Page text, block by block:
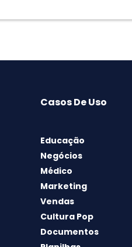
Casos De Uso
Educação
Negócios
Médico
Marketing
Vendas
Cultura Pop
Documentos